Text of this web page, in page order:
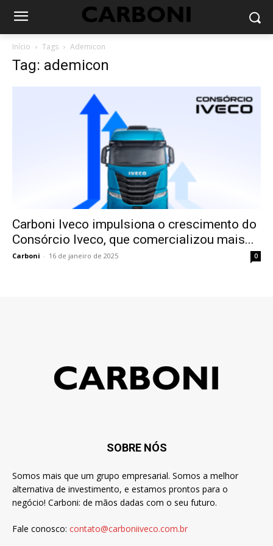
Início Tags Ademicon
Tag: ademicon
Carboni Iveco impulsiona o crescimento do
Consórcio Iveco, que comercializou mais...
Carboni - 16 de janeiro de 2025 0
SOBRE NÓS
Somos mais que um grupo empresarial. Somos a melhor
alternativa de investimento, e estamos prontos para o
negócio! Carboni: de mãos dadas com o seu futuro.
Fale conosco: contato@carboniiveco.com.br